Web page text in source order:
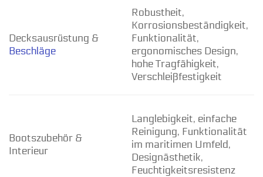
Decksausrüstung &
Beschläge
Robustheit,
Korrosionsbeständigkeit,
Funktionalität,
ergonomisches Design,
hohe Tragfähigkeit,
Verschleißfestigkeit
Bootszubehör &
Interieur
Langlebigkeit, einfache
Reinigung, Funktionalität
im maritimen Umfeld,
Designästhetik,
Feuchtigkeitsresistenz